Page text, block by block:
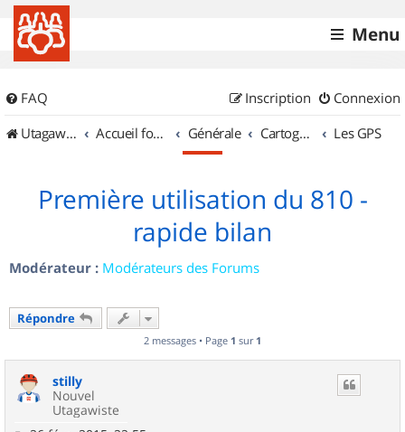
Menu
FAQ Connexion
Inscription
UtagawaVTT (Randos VTT et VTTAE avec traces GPS)
Accueil forum Générale Cartographie et GPS Les GPS
Première utilisation du 810 -
rapide bilan
Modérateur : Modérateurs des Forums
Répondre
2 messages • Page 1 sur 1
stilly
Nouvel
Utagawiste